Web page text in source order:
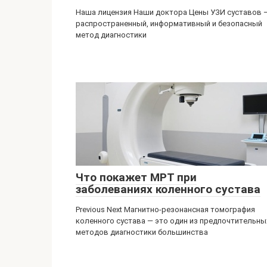
Наша лицензия Наши доктора Цены УЗИ суставов
распространенный, информативный и безопасный
метод диагностики
Что покажет МРТ при
заболеваниях коленного сустава
Previous Next Магнитно-резонансная томография
коленного сустава — это один из
методов диагностики большинства